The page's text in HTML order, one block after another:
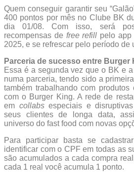
Quem conseguir garantir seu
400 pontos por mês no Clube BK
dia 01/08. Com isso, será
recompensas de free refill pelo app
2025, e se refrescar pelo período de
Parceria de sucesso entre Burger
Essa é a segunda vez que o BK e
numa parceria, tendo sido a
também trabalhando com
com o Burger King. A rede de
em collabsespeciais e
seus clientes de longa data,
universo do fast food com novas
Para participar basta se
identificar com o CPF em todas as
são acumulados a cada compra
cada 1 real você acumula 1 ponto.